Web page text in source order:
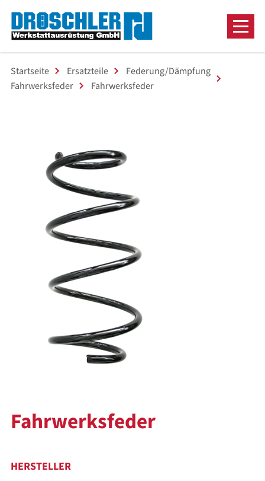
Startseite Ersatzteile
Federung/Dämpfung
Fahrwerksfeder
Fahrwerksfeder
Fahrwerksfeder
HERSTELLER